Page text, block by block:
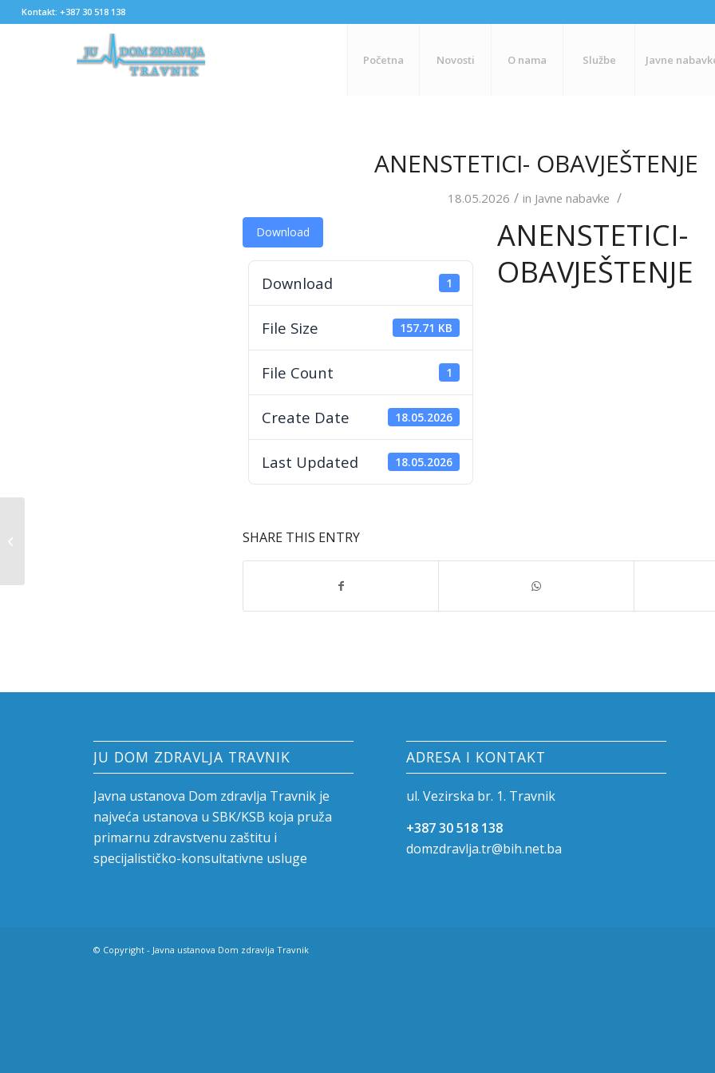
Kontakt: +387 30 518 138
Početna Novosti O nama Službe Javne
ANENSTETICI- OBAVJEŠTENJE
18.05.2026 / in Javne nabavke /
Download
Download 1
File Size 157.71 KB
File Count 1
Create Date 18.05.2026
Last Updated 18.05.2026
ANENSTETICI-
OBAVJEŠTENJE
SHARE THIS ENTRY
JU DOM ZDRAVLJA TRAVNIK
Javna ustanova Dom zdravlja Travnik je
najveća ustanova u SBK/KSB koja pruža
primarnu zdravstvenu zaštitu i
specijalističko-konsultativne usluge
ADRESA I KONTAKT
ul. Vezirska br. 1. Travnik
+387 30 518 138
domzdravlja.tr@bih.net.ba
© Copyright - Javna ustanova Dom zdravlja Travnik